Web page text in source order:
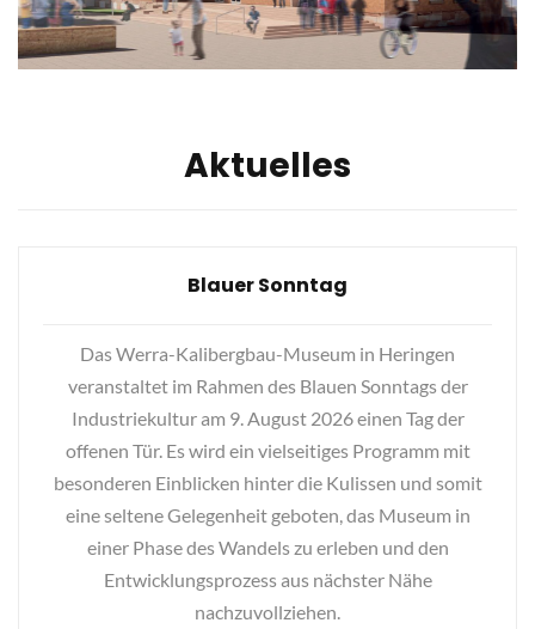
Aktuelles
Haldensaison 2026
Die neue Haldensaison ist am 28. März 2026 gestartet
und endet am 11. Oktober 2026.